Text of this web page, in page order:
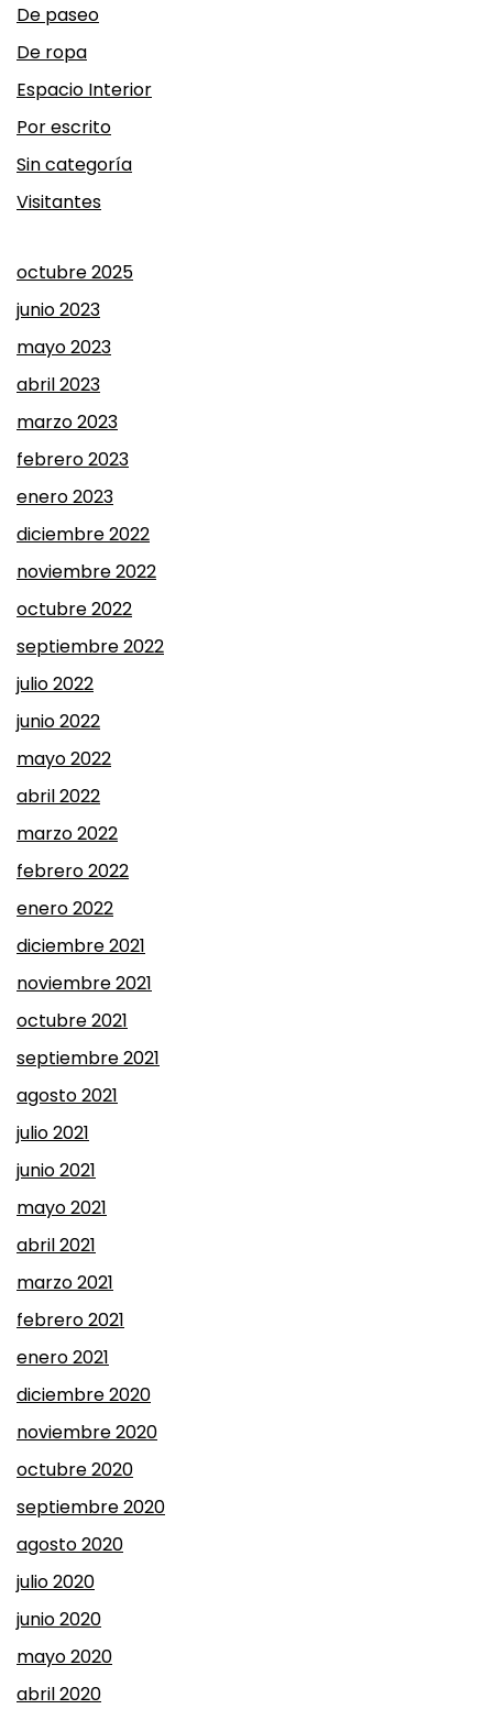
De paseo
De ropa
Espacio Interior
Por escrito
Sin categoría
Visitantes
octubre 2025
junio 2023
mayo 2023
abril 2023
marzo 2023
febrero 2023
enero 2023
diciembre 2022
noviembre 2022
octubre 2022
septiembre 2022
julio 2022
junio 2022
mayo 2022
abril 2022
marzo 2022
febrero 2022
enero 2022
diciembre 2021
noviembre 2021
octubre 2021
septiembre 2021
agosto 2021
julio 2021
junio 2021
mayo 2021
abril 2021
marzo 2021
febrero 2021
enero 2021
diciembre 2020
noviembre 2020
octubre 2020
septiembre 2020
agosto 2020
julio 2020
junio 2020
mayo 2020
abril 2020